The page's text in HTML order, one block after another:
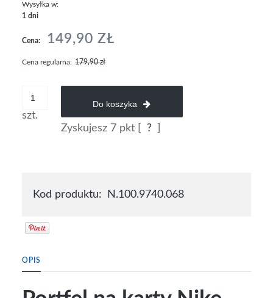
Wysyłka w:
1 dni
Cena: 149,90 ZŁ
Cena regularna: 179,90 zł
szt.
Do koszyka
Zyskujesz 7pkt [ ?
Kod produktu: N.100.9740.068
OPIS